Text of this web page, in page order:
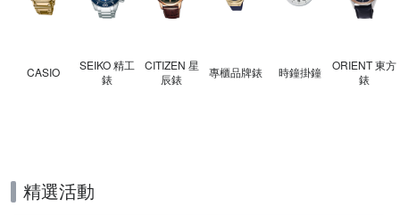
CASIO
SEIKO 精工
錶
CITIZEN 星
辰錶
專櫃品牌錶 時鐘掛鐘
ORIENT 東方
錶
精選活動